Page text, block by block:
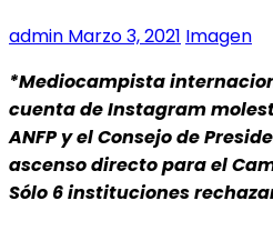
admin Marzo 3, 2021 Imagen
*Mediocampista
cuenta de Instagram
ANFP y el Consejo de
ascenso directo para el
Sólo 6 instituciones